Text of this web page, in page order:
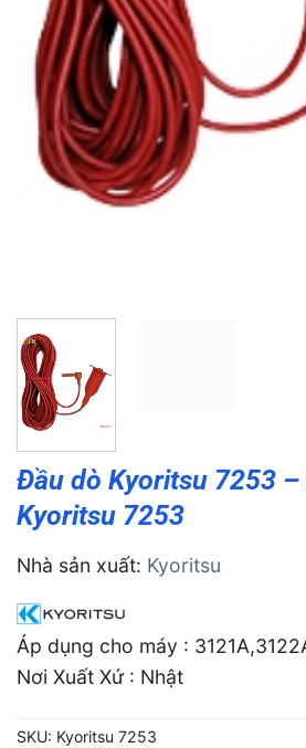
Đầu dò Kyoritsu 7253 –
Kyoritsu 7253
Nhà sản xuất: Kyoritsu
Áp dụng cho máy :
Nơi Xuất Xứ : Nhật
SKU: Kyoritsu 7253